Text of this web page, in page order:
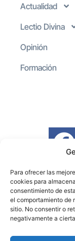
Para ofrecer las
cookies para
consentimiento de
el comportamiento de
sitio. No consentir o
negativamente a
Actualidad
Lectio Divina
Opinión
Formación